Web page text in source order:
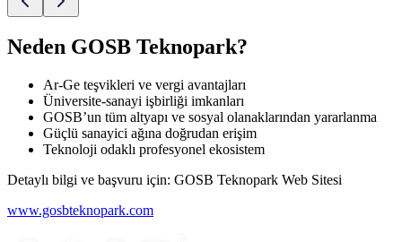
Neden GOSB Teknopark?
Ar-Ge teşvikleri ve vergi avantajları
Üniversite-sanayi işbirliği imkanları
GOSB’un tüm altyapı ve sosyal olanaklarından yararlanma
Güçlü sanayici ağına doğrudan erişim
Teknoloji odaklı profesyonel ekosistem
Detaylı bilgi ve başvuru için: GOSB Teknopark Web Sitesi
www.gosbteknopark.com